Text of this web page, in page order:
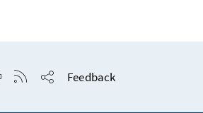
Seite drucken
RSS-Feed anzeigen
Feedback